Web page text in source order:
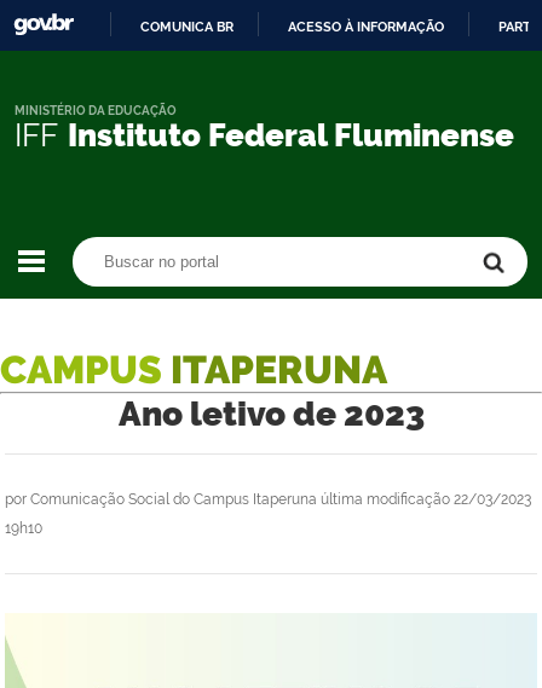
CONTEÚDO
COMUNICA BR ACESSO À INFORMAÇÃO
IFF Instituto Federal Fluminense
MINISTÉRIO DA EDUCAÇÃO
CAMPUS ITAPERUNA
Ano letivo de 2023
por Comunicação Social do Campus Itaperuna última modificação 22/03/2023
19h10